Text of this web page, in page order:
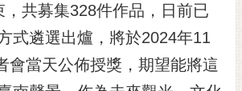
，共募集328件作品，日前已
式遴選出爐，將於2024年11
會當天公佈授獎，期望能將這